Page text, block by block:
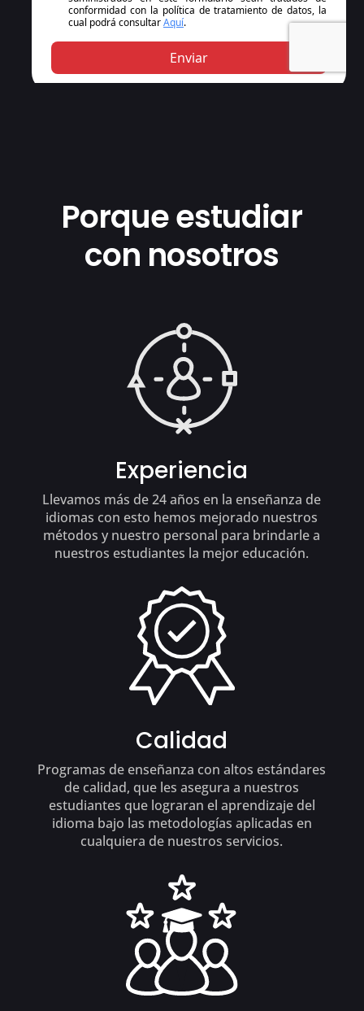
Porque estudiar
con nosotros
Experiencia
Llevamos más de 24 años en la enseñanza de
idiomas con esto hemos mejorado nuestros
métodos y nuestro personal para brindarle a
nuestros estudiantes la mejor educación.
Calidad
Programas de enseñanza con altos estándares
de calidad, que les asegura a nuestros
estudiantes que lograran el aprendizaje del
idioma bajo las metodologías aplicadas en
cualquiera de nuestros servicios.